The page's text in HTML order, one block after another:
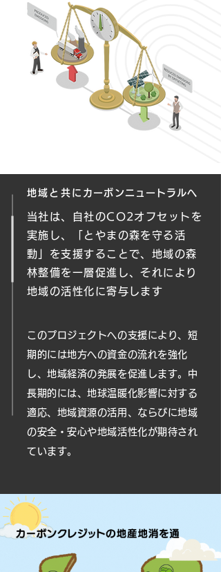
地域と共に カーボンニュートラルへ
当社は、自社のCO2オフセットを
実施し、「とやまの森を守る活
動」を支援することで、地域の森
林整備を一層促進し、それにより
地域の活性化に寄与します
このプロジェクトへの支援により、短
期的には地方への資金の流れを強化
し、地域経済の発展を促進します。 中
長期的には、地球温暖化影響に対する
適応、地域資源の活用、ならびに地域
の安全・安心や地域活性化が期待され
ています。